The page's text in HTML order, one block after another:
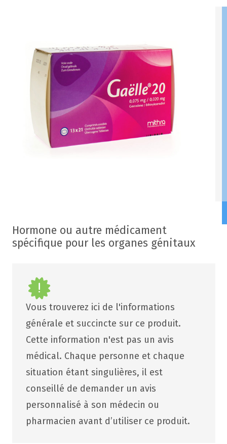
Hormone ou autre médicament
spécifique pour les organes génitaux
Vous trouverez ici de l'informations
générale et succincte sur ce produit.
Cette information n'est pas un avis
médical. Chaque personne et chaque
situation étant singulières, il est
conseillé de demander un avis
personnalisé à son médecin ou
pharmacien avant d’utiliser ce produit.